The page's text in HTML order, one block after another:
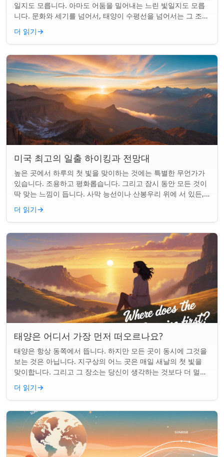
일지도 모릅니다. 아마도 어둠을 밀어내는 느린 빛일지도 모릅
니다. 문화와 세기를 넘어서, 태양이 수평선을 넘어서는 그 조용
한 순간은 단순한 아침 그 이상이었...
더 읽기→
미국 최고의 일출 하이킹과 전망대
높은 곳에서 하루의 첫 빛을 맞이하는 것에는 특별한 무언가가
있습니다. 조용하고 평화롭습니다. 그리고 잠시 동안 모든 것이
딱 맞는 느낌이 듭니다. 사막 능선이나 산봉우리 위에 서 있든,
일출 하이킹은 평범한 아침을...
더 읽기→
태양은 어디서 가장 먼저 떠오르나요?
태양은 항상 동쪽에서 뜹니다. 하지만 모든 곳이 동시에 그것을
보는 것은 아닙니다. 지구상의 어느 곳은 매일 새날의 첫 빛을
맞이합니다. 그리고 그 장소는 당신이 생각하는 것보다 더 멀리
떨어져 있습니다. 핵심 요약...
더 읽기→